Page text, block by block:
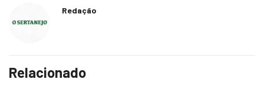
Redação
Relacionado